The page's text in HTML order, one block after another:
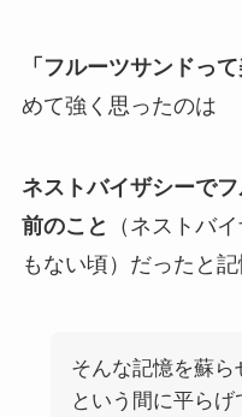
「フルーツサンドっ
めて強く思ったのは
ネストバイザシーで
前のこと
（ネストバ
もない頃）だったと記
そんな記憶を蘇ら
という間に平らげ